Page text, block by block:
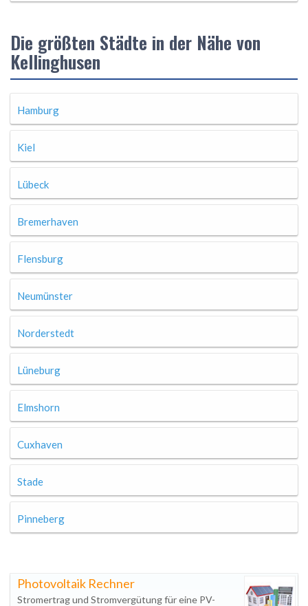
Die größten Städte in der Nähe von
Kellinghusen
Hamburg
Kiel
Lübeck
Bremerhaven
Flensburg
Neumünster
Norderstedt
Lüneburg
Elmshorn
Cuxhaven
Stade
Pinneberg
Photovoltaik Rechner
Stromertrag und Stromvergütung für eine PV-